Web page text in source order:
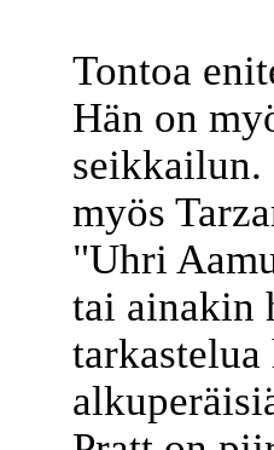
Tontoa
Hän on
myös
"Uhri
tai ainakin